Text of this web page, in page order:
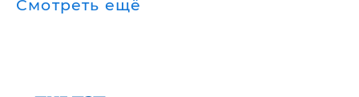
Смотреть ещё